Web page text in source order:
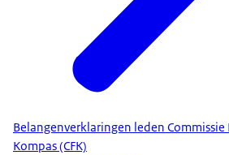
Belangenverklaringen leden
Kompas (CFK)